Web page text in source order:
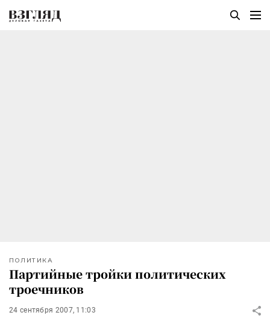
ПОЛИТИКА
Партийные тройки политических
троечников
24 сентября 2007, 11:03